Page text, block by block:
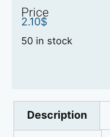
Price
2.10$
50 in stock
Description